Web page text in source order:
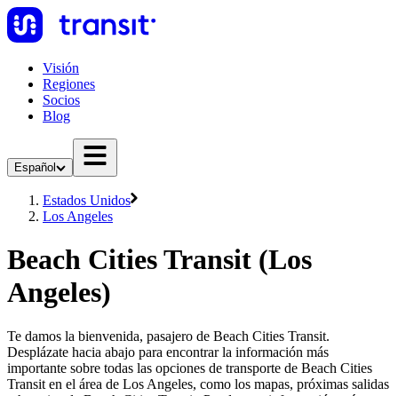
Visión
Regiones
Socios
Blog
Español
Estados Unidos
Los Angeles
Beach Cities Transit (Los
Angeles)
Te damos la bienvenida, pasajero de Beach Cities Transit.
Desplázate hacia abajo para encontrar la información más
importante sobre todas las opciones de transporte de Beach Cities
Transit en el área de Los Angeles, como los mapas, próximas salidas